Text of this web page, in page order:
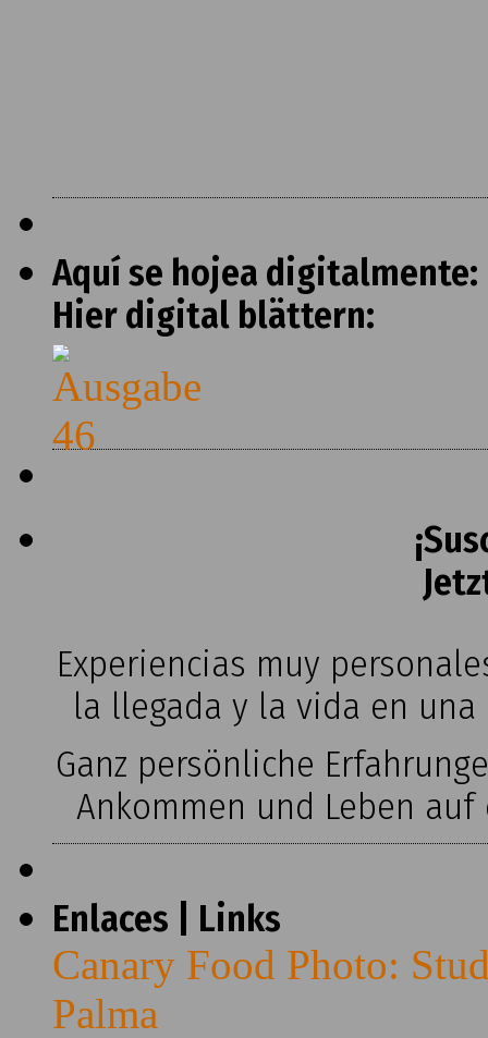
Aquí se hojea digitalmente:
Hier digital blättern:
Experiencias muy
la llegada y la vida en
Ganz persönliche
Ankommen und Leben
Enlaces | Links
Canary Food Photo:
Palma